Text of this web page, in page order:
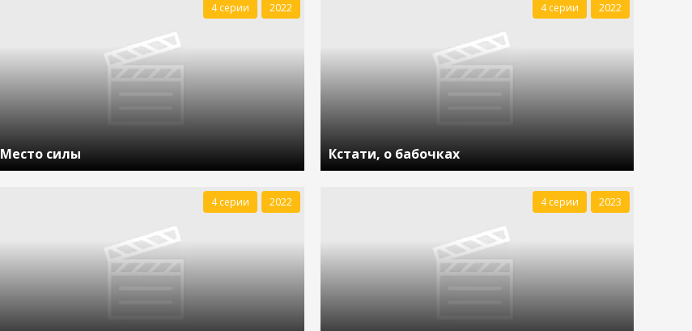
Место силы
4 серии 2022
Кстати, о бабочках
4 серии 2022
4 серии 2022 4 серии 2023